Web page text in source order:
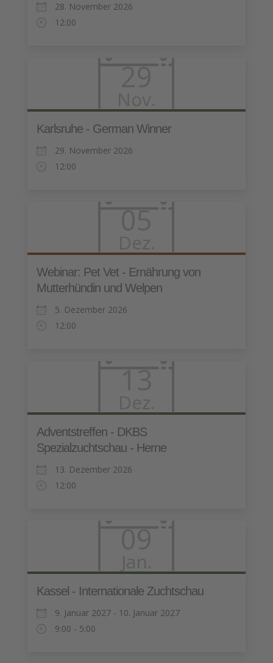
28. November 2026
12:00
Karlsruhe - German Winner
29. November 2026
12:00
Webinar: Pet Vet - Ernährung von
Mutterhündin und Welpen
5. Dezember 2026
12:00
Adventstreffen - DKBS
Spezialzuchtschau - Herne
13. Dezember 2026
12:00
Kassel - Internationale Zuchtschau
9. Januar 2027 - 10. Januar 2027
9:00 - 5:00